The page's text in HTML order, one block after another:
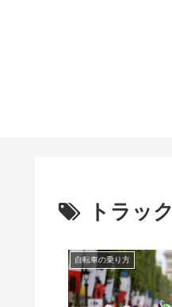
トラック
自転車の乗り方